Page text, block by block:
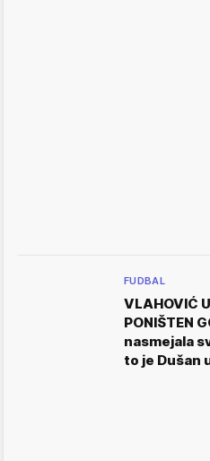
FUDBAL
VLAHOVIĆ
PONIŠTEN
nasmejala
to je Dušan